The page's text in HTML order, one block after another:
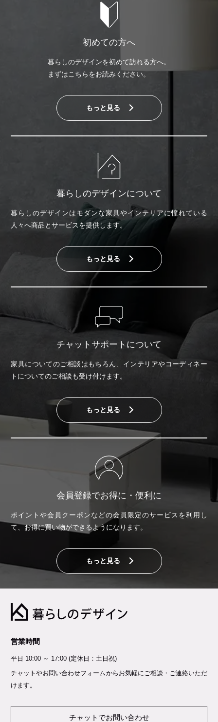
初めての方へ
暮らしのデザインを初めて訪れる方へ。
まずはこちらをお読みください。
もっと見る
暮らしのデザインについて
暮らしのデザインはモダンな家具やインテリアに憧れている
人々へ商品とサービスを提供します。
もっと見る
チャットサポートについて
家具についてのご相談はもちろん、インテリアやコーディネー
トについてのご相談も受け付けます。
もっと見る
会員登録でお得に・便利に
ポイントや会員クーポンなどの会員限定のサービスを利用し
て、お得に買い物ができるようになります。
もっと見る
営業時間
平日 10:00 ～ 17:00 (定休日：土日祝)
チャットやお問い合わせフォームからお気軽にご相談・ご連絡いただ
けます。
チャットでお問い合わせ